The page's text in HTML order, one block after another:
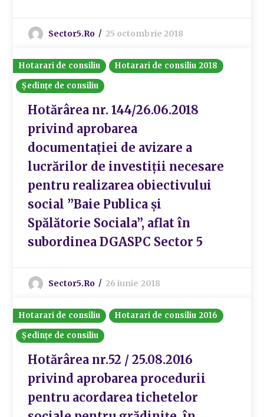
Sector5.ro 25 octombrie 2018
Hotarari de consiliu
Hotarari de consiliu 2018
Ședințe de consiliu
Hotărârea nr. 144/26.06.2018
privind aprobarea
documentației de avizare a
lucrărilor de investiții necesare
pentru realizarea obiectivului
social ”Baie Publica și
Spălătorie Sociala”, aflat în
subordinea DGASPC Sector 5
Sector5.ro 26 iunie 2018
Hotarari de consiliu
Hotarari de consiliu 2016
Ședințe de consiliu
Hotărârea nr.52 / 25.08.2016
privind aprobarea procedurii
pentru acordarea tichetelor